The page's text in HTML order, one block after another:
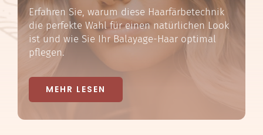
Erfahren Sie, warum diese Haarfärbetechnik
die perfekte Wahl für einen natürlichen Look
ist und wie Sie Ihr Balayage-Haar optimal
pflegen.
MEHR LESEN